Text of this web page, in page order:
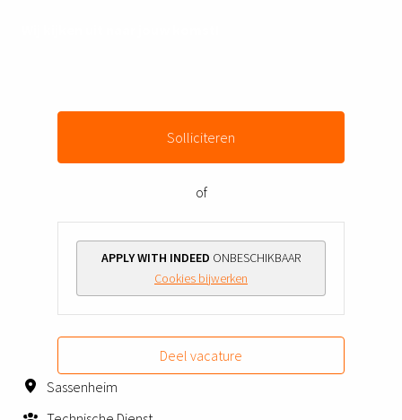
Solliciteren
of
APPLY WITH INDEED ONBESCHIKBAAR
Cookies bijwerken
Deel vacature
Sassenheim